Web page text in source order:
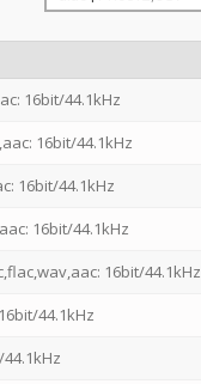
16bit/44.1kHz
16bit/44.1kHz
16bit/44.1kHz
16bit/44.1kHz
16bit/44.1kHz
44.1kHz